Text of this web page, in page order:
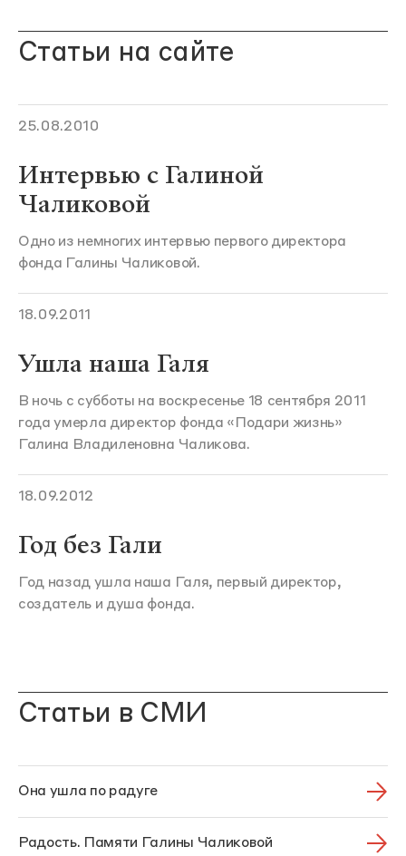
Статьи на сайте
25.08.2010
Интервью с Галиной
Чаликовой
Одно из немногих интервью первого директора
фонда Галины Чаликовой.
18.09.2011
Ушла наша Галя
В ночь с субботы на воскресенье 18 сентября 2011
года умерла директор фонда «Подари жизнь»
Галина Владиленовна Чаликова.
18.09.2012
Год без Гали
Год назад ушла наша Галя, первый директор,
создатель и душа фонда.
Статьи в СМИ
Она ушла по радуге
Радость. Памяти Галины Чаликовой